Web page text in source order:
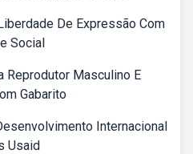
De Expressão Com
Social
Reprodutor Masculino E
Gabarito
Internacional
Usaid